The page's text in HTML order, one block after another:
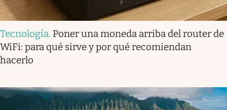
Tecnología. Poner una moneda arriba del router de
WiFi: para qué sirve y por qué recomiendan
hacerlo